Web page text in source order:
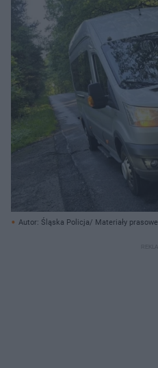
Autor: Śląska Policja/ Materiały prasowe